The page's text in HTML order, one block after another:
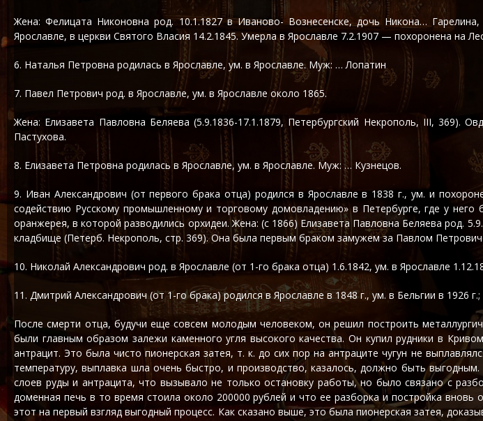
Жена: Фелицата Никоновна род. 10.1.1827 в Иваново- Вознесенске, дочь Никона…
Ярославле, в церкви Святого Власия 14.2.1845. Умерла в Ярославле 7.2.1907 — похоронена на
6. Наталья Петровна родилась в Ярославле, ум. в Ярославле. Муж: … Лопатин
7. Павел Петрович род. в Ярославле, ум. в Ярославле около 1865.
Жена: Елизавета Павловна Беляева (5.9.1836-17.1.1879, Петербургский Некрополь, III,
Пастухова.
8. Елизавета Петровна родилась в Ярославле, ум. в Ярославле. Муж: … Кузнецов.
9. Иван Александрович (от первого брака отца) родился в Ярославле в 1838 г., ум. и
содействию Русскому промышленному и торговому домовладению» в Петербурге, где у
оранжерея, в которой разводились орхидеи. Жена: (с 1866) Елизавета Павловна Беляева род.
кладбище (Петерб. Некрополь, стр. 369). Она была первым браком замужем за Павлом
10. Николай Александрович род. в Ярославле (от 1-го брака отца) 1.6.1842, ум. в Ярославле
11. Дмитрий Александрович (от 1-го брака) родился в Ярославле в 1848 г., ум. в Бельгии в 1926
После смерти отца, будучи еще совсем молодым человеком, он решил построить
были главным образом залежи каменного угля высокого качества. Он купил рудники в
антрацит. Это была чисто пионерская затея, т. к. до сих пор на антраците чугун не
температуру, выплавка шла очень быстро, и производство, казалось, должно быть
слоев руды и антрацита, что вызывало не только остановку работы, но было связано с
доменная печь в то время стоила около 200000 рублей и что ее разборка и постройка
этот на первый взгляд выгодный процесс. Как сказано выше, это была пионерская затея,